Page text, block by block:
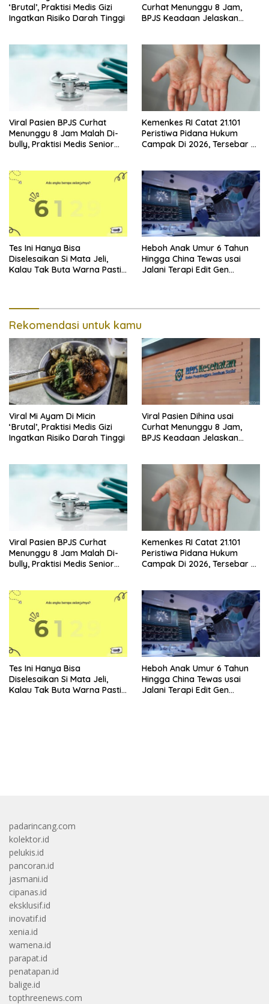
‘Brutal’, Praktisi Medis Gizi
Ingatkan Risiko Darah Tinggi
Curhat Menunggu 8 Jam,
BPJS Keadaan Jelaskan
Viral Pasien BPJS Curhat
Menunggu 8 Jam Malah Di-
bully, Praktisi Medis Senior
Kemenkes RI Catat 21.101
Peristiwa Pidana Hukum
Campak Di 2026, Tersebar Di
Tes Ini Hanya Bisa
Diselesaikan Si Mata Jeli,
Kalau Tak Buta Warna Pasti
Heboh Anak Umur 6 Tahun
Hingga China Tewas usai
Jalani Terapi Edit Gen
Rekomendasi untuk kamu
Viral Mi Ayam Di Micin
‘Brutal’, Praktisi Medis Gizi
Ingatkan Risiko Darah Tinggi
Viral Pasien Dihina usai
Curhat Menunggu 8 Jam,
BPJS Keadaan Jelaskan
Viral Pasien BPJS Curhat
Menunggu 8 Jam Malah Di-
bully, Praktisi Medis Senior
Kemenkes RI Catat 21.101
Peristiwa Pidana Hukum
Campak Di 2026, Tersebar Di
Tes Ini Hanya Bisa
Diselesaikan Si Mata Jeli,
Kalau Tak Buta Warna Pasti
Heboh Anak Umur 6 Tahun
Hingga China Tewas usai
Jalani Terapi Edit Gen
padarincang.com
kolektor.id
pelukis.id
pancoran.id
jasmani.id
cipanas.id
eksklusif.id
inovatif.id
xenia.id
wamena.id
parapat.id
penatapan.id
balige.id
topthreenews.com